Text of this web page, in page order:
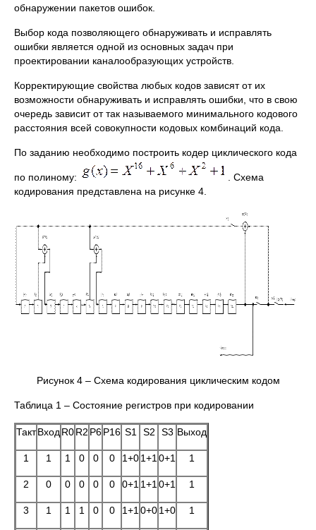
обнаружении пакетов ошибок.
Выбор кода позволяющего обнаруживать и исправлять
ошибки является одной из основных задач при
проектировании каналообразующих устройств.
Корректирующие свойства любых кодов зависят от их
возможности обнаруживать и исправлять ошибки, что в свою
очередь зависит от так называемого минимального кодового
расстояния всей совокупности кодовых комбинаций кода.
По заданию необходимо построить кодер циклического кода
по полиному:
. Схема
кодирования представлена на рисунке 4.
Рисунок 4 – Схема кодирования циклическим кодом
Таблица 1 – Состояние регистров при кодировании
ТактВход R0R2 Р6Р16 S1 S2 S3 Выход
1 1 1 0 0 0 1+01+1 0+1 1
2 0 0 0 0 0 0+1 1+1 0+1 1
3 1 1 1 0 0 1+1 0+01+0 1